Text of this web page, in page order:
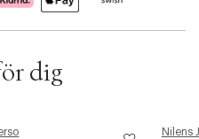
dig
Nilens